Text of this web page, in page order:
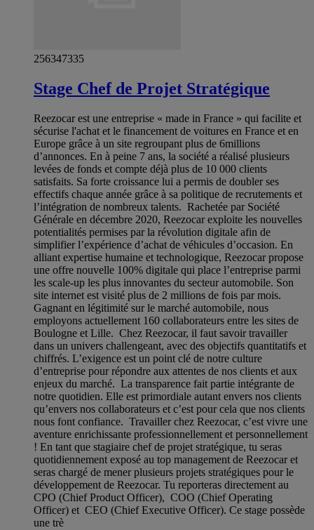
256347335
Stage Chef de Projet Stratégique
Reezocar est une entreprise « made in France » qui facilite et
sécurise l'achat et le financement de voitures en France et en
Europe grâce à un site regroupant plus de 6millions
d’annonces. En à peine 7 ans, la société a réalisé plusieurs
levées de fonds et compte déjà plus de 10 000 clients
satisfaits. Sa forte croissance lui a permis de doubler ses
effectifs chaque année grâce à sa politique de recrutements et
l’intégration de nombreux talents. Rachetée par Société
Générale en décembre 2020, Reezocar exploite les nouvelles
potentialités permises par la révolution digitale afin de
simplifier l’expérience d’achat de véhicules d’occasion. En
alliant expertise humaine et technologique, Reezocar propose
une offre nouvelle 100% digitale qui place l’entreprise parmi
les scale-up les plus innovantes du secteur automobile. Son
site internet est visité plus de 2 millions de fois par mois.
Gagnant en légitimité sur le marché automobile, nous
employons actuellement 160 collaborateurs entre les sites de
Boulogne et Lille. Chez Reezocar, il faut savoir travailler
dans un univers challengeant, avec des objectifs quantitatifs et
chiffrés. L’exigence est un point clé de notre culture
d’entreprise pour répondre aux attentes de nos clients et aux
enjeux du marché. La transparence fait partie intégrante de
notre quotidien. Elle est primordiale autant envers nos clients
qu’envers nos collaborateurs et c’est pour cela que nos clients
nous font confiance. Travailler chez Reezocar, c’est vivre une
aventure enrichissante professionnellement et personnellement
! En tant que stagiaire chef de projet stratégique, tu seras
quotidiennement exposé au top management de Reezocar et
seras chargé de mener plusieurs projets stratégiques pour le
développement de Reezocar. Tu reporteras directement au
CPO (Chief Product Officer), COO (Chief Operating
Officer) et CEO (Chief Executive Officer). Ce stage possède
une trè